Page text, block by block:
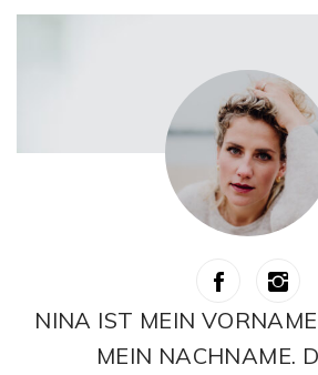
NINA IST MEIN
MEIN NACHNAME.